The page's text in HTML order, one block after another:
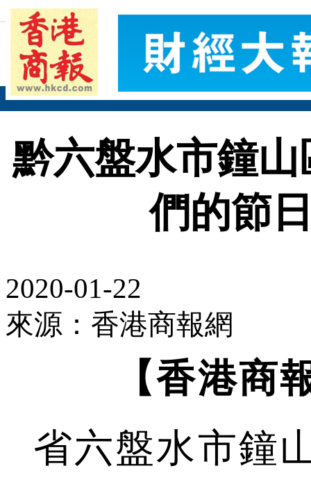
黔六盤水市鐘
們的節
2020-01-22
來源：香港商報網
【香港商報
省六盤水市鐘